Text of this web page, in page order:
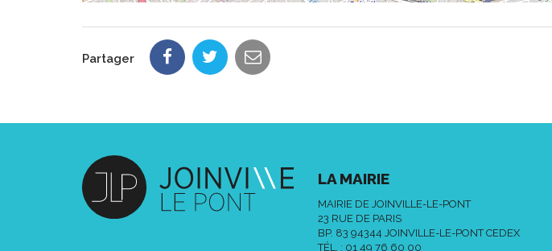
Partager
LA MAIRIE
MAIRIE DE JOINVILLE-LE-PONT
23 RUE DE PARIS
BP. 83 94344 JOINVILLE-LE-PONT CEDEX
TÉL. : 01 49 76 60 00